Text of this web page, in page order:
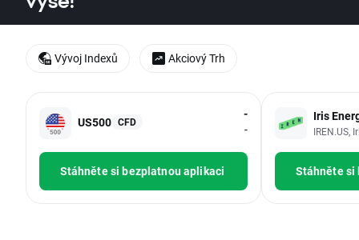
US500 CFD
-
-
Stáhněte si bezplatnou aplikaci
Iris
IREN.US,
Stáhněte
Vývoj Indexů Akciový Trh